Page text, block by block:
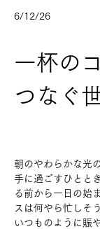
6/12/26
一杯の
つなぐ
朝のやわらかな光
手に過ごすひとと
る前から一日の始
スは何やら忙しそ
いつものように賑